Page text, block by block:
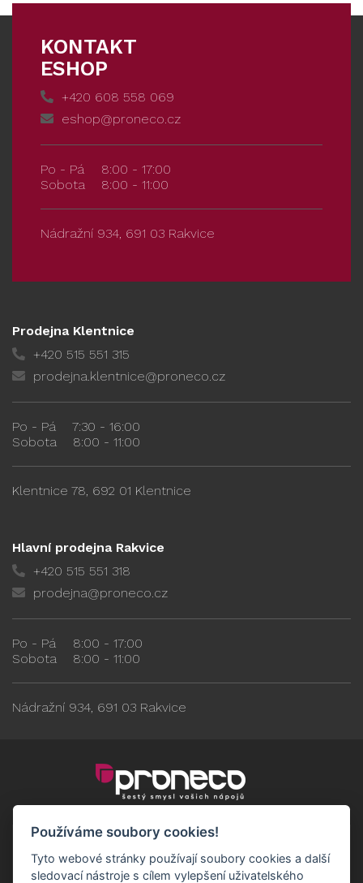
KONTAKT
ESHOP
+420 608 558 069
eshop@proneco.cz
Po - Pá
8:00 - 17:00
Sobota
8:00 - 11:00
Nádražní 934, 691 03 Rakvice
Prodejna Klentnice
+420 515 551 315
prodejna.klentnice@proneco.cz
Po - Pá
7:30 - 16:00
Sobota
8:00 - 11:00
Klentnice 78, 692 01 Klentnice
Hlavní prodejna Rakvice
+420 515 551 318
prodejna@proneco.cz
Po - Pá
8:00 - 17:00
Sobota
8:00 - 11:00
Nádražní 934, 691 03 Rakvice
Používáme soubory cookies!
Tyto webové stránky používají soubory cookies a další
sledovací nástroje s cílem vylepšení uživatelského